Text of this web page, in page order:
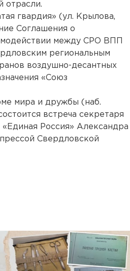
отрасли.
гвардия» (ул. Крылова,
Соглашения о
между СРО ВПП
региональным
воздушно-десантных
«Союз
мира и дружбы (наб.
встреча секретаря
Россия» Александра
Свердловской